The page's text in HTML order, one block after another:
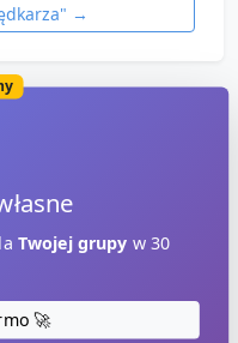
" →
Twojej grupy w 30
🚀